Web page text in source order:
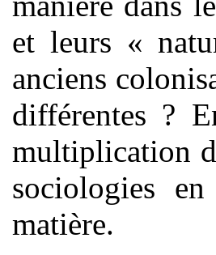
et leurs «
anciens
différentes ?
multiplication
sociologies
matière.